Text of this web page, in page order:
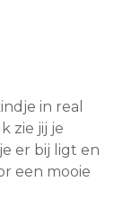
in real
zie jij je
er bij ligt en
een mooie